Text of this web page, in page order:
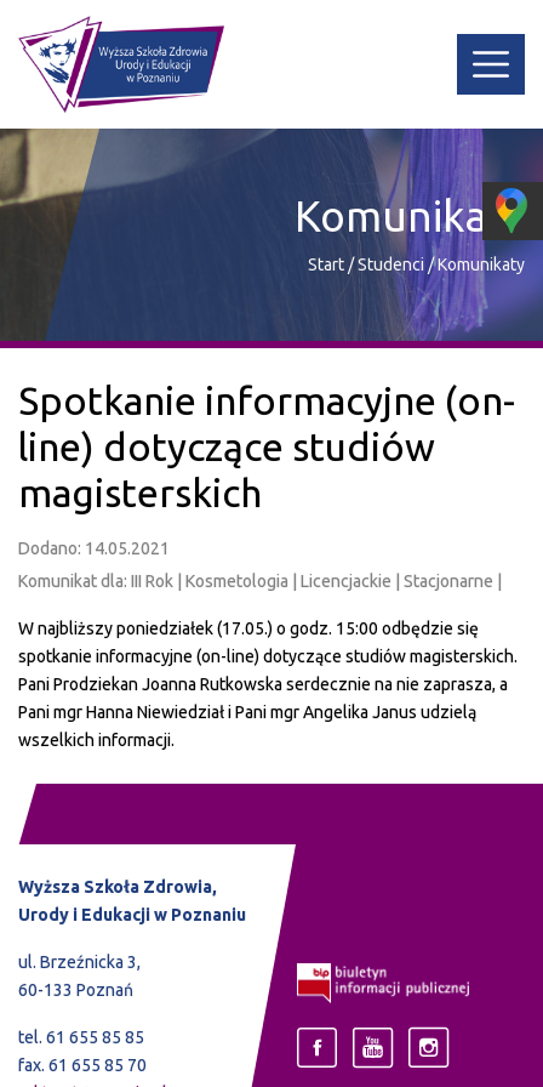
Komunikaty
Start/Studenci /Komunikaty
Spotkanie informacyjne (on-
line) dotyczące studiów
magisterskich
Dodano: 14.05.2021
Komunikat dla: III Rok | Kosmetologia | Licencjackie | Stacjonarne |
W najbliższy poniedziałek (17.05.) o godz. 15:00 odbędzie się
spotkanie informacyjne (on-line) dotyczące studiów magisterskich.
Pani Prodziekan Joanna Rutkowska serdecznie na nie zaprasza, a
Pani mgr Hanna Niewiedział i Pani mgr Angelika Janus udzielą
wszelkich informacji.
Wyższa Szkoła Zdrowia,
Urody i Edukacji w Poznaniu
ul. Brzeźnicka 3,
60-133 Poznań
tel. 61 655 85 85
fax. 61 655 85 70